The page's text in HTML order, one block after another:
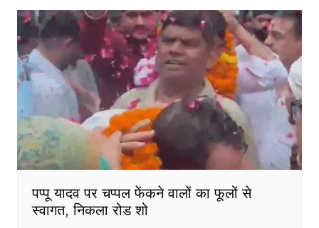
पप्पू यादव पर चप्पल फेंकने वालों का फूलों से
स्वागत, निकला रोड शो